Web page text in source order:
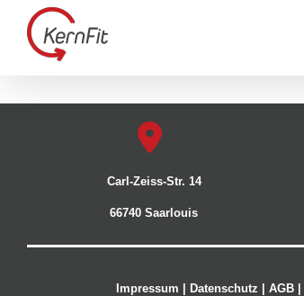
Inhalt
springen
Carl-Zeiss-Str. 14
66740 Saarlouis
Impressum Datenschutz AGB |